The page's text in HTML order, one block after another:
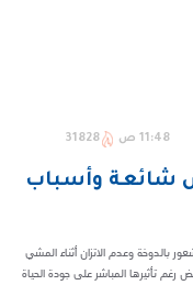
11:48 ص 31828
شائعة وأسباب
بالدوخة وعدم الاتزان أثناء المشي
تأثيرها المباشر على جودة الحياة